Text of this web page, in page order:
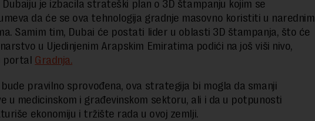
Dubaiju je izbacila strateški plan o 3D štampanju kojim se
da će se ova tehnologija gradnje masovno koristiti u narednim
Samim tim, Dubai će postati lider u oblasti 3D štampanja, što će
u Ujedinjenim Arapskim Emiratima podići na još viši nivo,
portal Gradnja.
bude pravilno sprovođena, ova strategija bi mogla da smanji
u medicinskom i građevinskom sektoru, ali i da u potpunosti
ekonomiju i tržište rada u ovoj zemlji.